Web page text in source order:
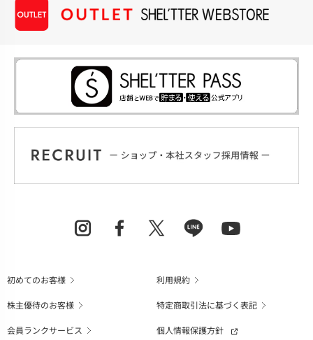
初めてのお客様
利用規約
株主優待のお客様
特定商取引法に基づく表記
会員ランクサービス
個人情報保護方針